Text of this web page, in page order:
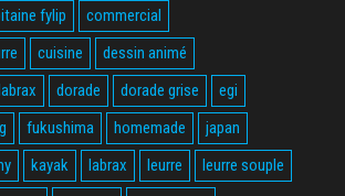
fylip
commercial
cuisine
dessin animé
dorade dorade grise
egi
fukushima homemade
japan
kayak labrax leurre
leurre souple